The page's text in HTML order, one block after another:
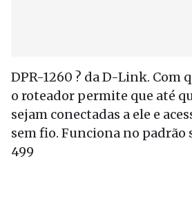
DPR-1260 ? da D-Link. Com
o roteador permite que até
sejam conectadas a ele e
sem fio. Funciona no padrão
499